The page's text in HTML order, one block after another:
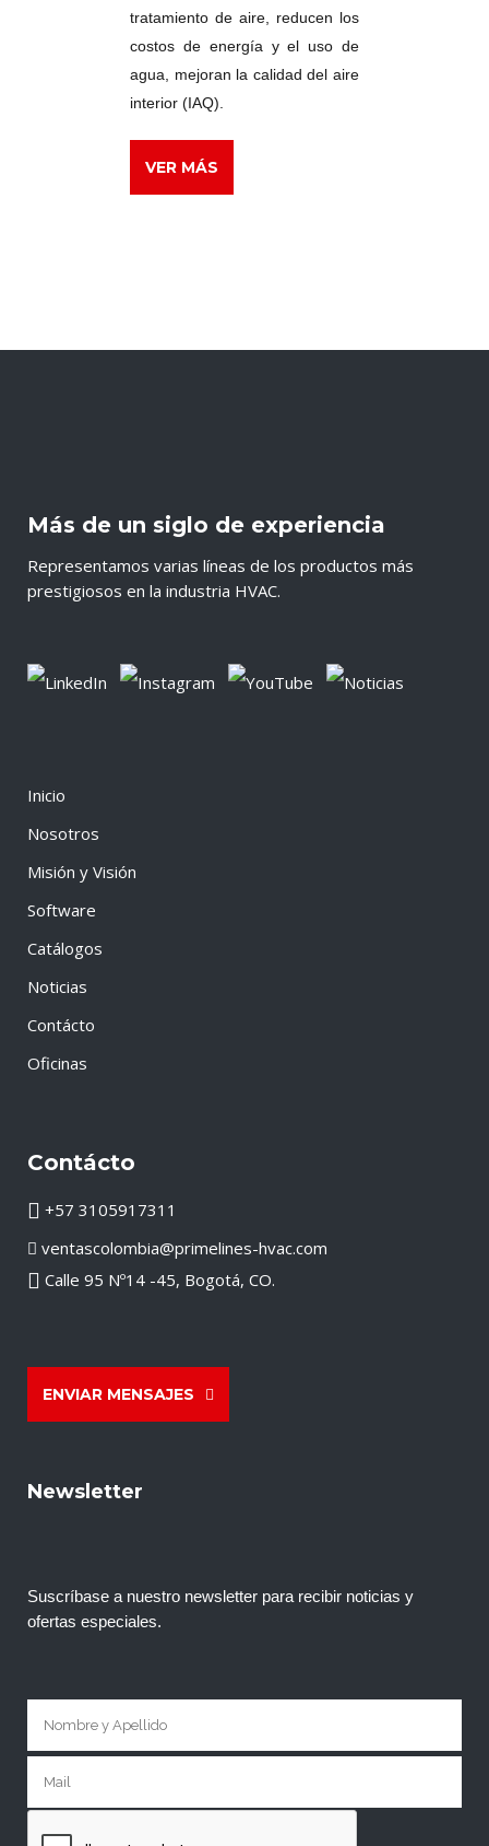
tratamiento de aire, reducen los
costos de energía y el uso de
agua, mejoran la calidad del aire
interior (IAQ).
VER MÁS
Más de un siglo de experiencia
Representamos varias líneas de los productos más
prestigiosos en la industria HVAC.
Inicio
Nosotros
Misión y Visión
Software
Catálogos
Noticias
Contácto
Oficinas
Contácto
+57 3105917311
ventascolombia@primelines-hvac.com
Calle 95 Nº14 -45, Bogotá, CO.
ENVIAR MENSAJES
Newsletter
Suscríbase a nuestro newsletter para recibir noticias y
ofertas especiales.